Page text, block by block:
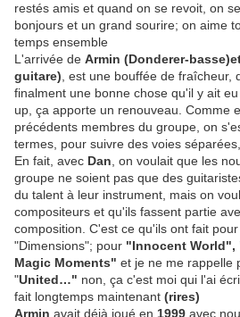
restés amis et quand on se revoit, on
bonjours et un grand sourire; on aime
temps ensemble
L'arrivée de Armin (Donderer-
guitare) , est une bouffée de
finalment une bonne chose qu'il y ait
up, ça apporte un renouveau. Comme
précédents membres du groupe, on
termes, pour suivre des voies
En fait, avec Dan , on voulait que les
groupe ne soient pas que des
du talent à leur instrument, mais on
compositeurs et qu'ils fassent partie
composition. C'est ce qu'ils ont fait
"Dimensions"; pour "Innocent World",
Magic Moments" et je ne me rappelle
"United…" non, ça c'est moi qui l'ai
fait longtemps maintenant (rires)
Armin avait déjà joué en 1999 avec